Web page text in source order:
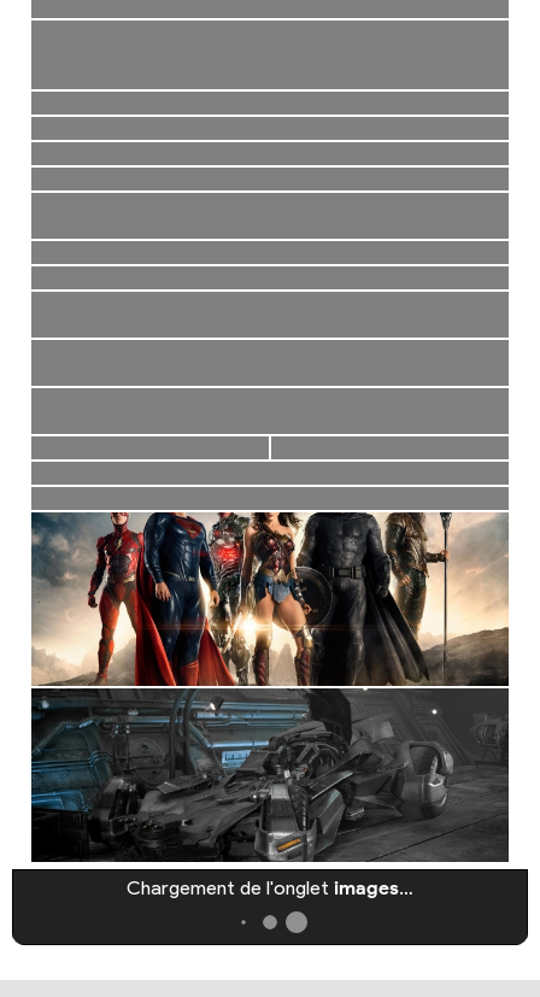
Chargement de l'onglet images…